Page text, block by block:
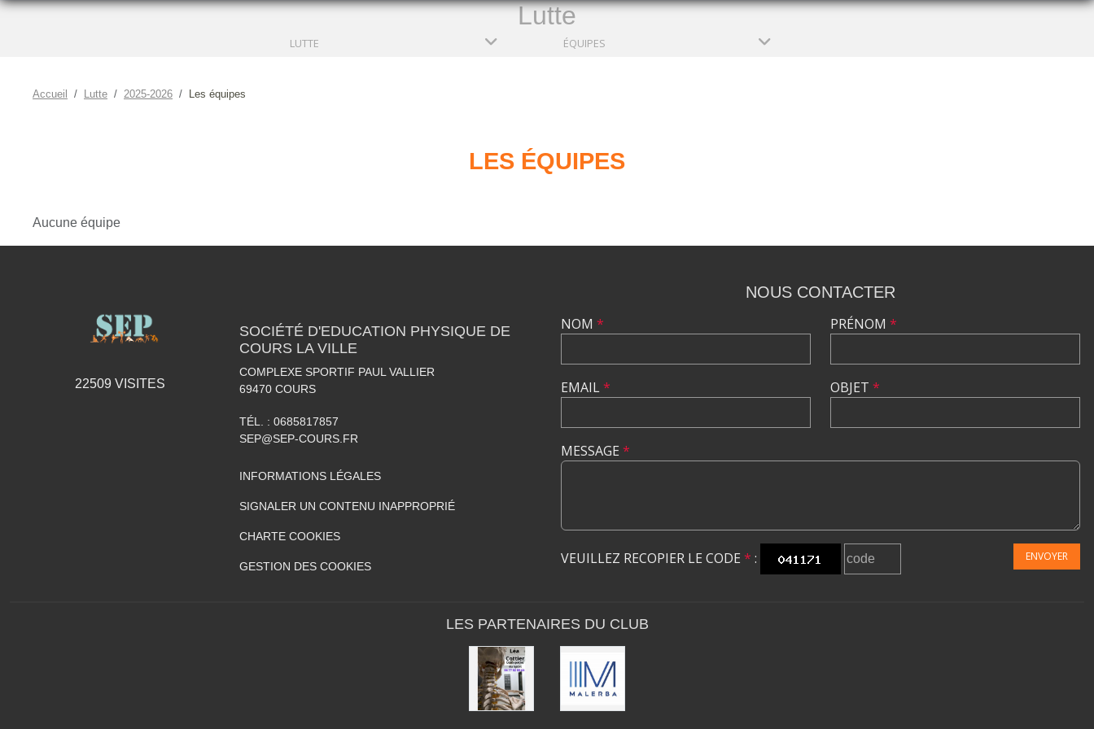
Lutte
LUTTE ÉQUIPES
Accueil Lutte 2025-2026 Les équipes
LES ÉQUIPES
Aucune équipe
22509 VISITES
SOCIÉTÉ D'EDUCATION PHYSIQUE DE
COURS LA VILLE
COMPLEXE SPORTIF PAUL VALLIER
69470 COURS
TÉL. : 0685817857
SEP@SEP-COURS.FR
INFORMATIONS LÉGALES
SIGNALER UN CONTENU INAPPROPRIÉ
CHARTE COOKIES
GESTION DES COOKIES
NOUS CONTACTER
NOM *
EMAIL*
PRÉNOM *
OBJET *
MESSAGE *
VEUILLEZ RECOPIER LE CODE * : ENVOYER
LES PARTENAIRES DU CLUB